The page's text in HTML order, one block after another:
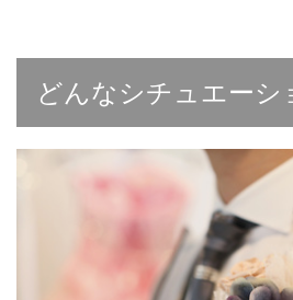
どんなシチュエーシ